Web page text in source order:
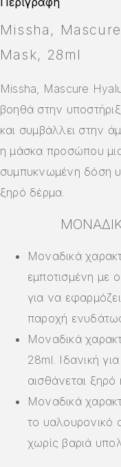
Missha,
Mask, 28ml
Missha, Mascure
βοηθά στην
και συμβάλλει στην
η μάσκα προσώπου
συμπυκνωμένη δόση
ξηρό δέρμα.
Μοναδικά
εμποτισμένη με
για να
παροχή
Μοναδικά
28ml. Ιδανική
αισθάνεται
Μοναδικά
το υαλουρονικό
χωρίς βαριά